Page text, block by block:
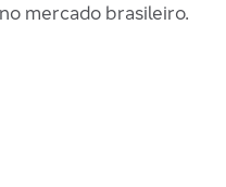
mercado brasileiro.